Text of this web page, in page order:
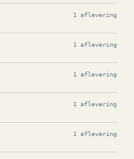
1 aflevering
1 aflevering
1 aflevering
1 aflevering
1 aflevering